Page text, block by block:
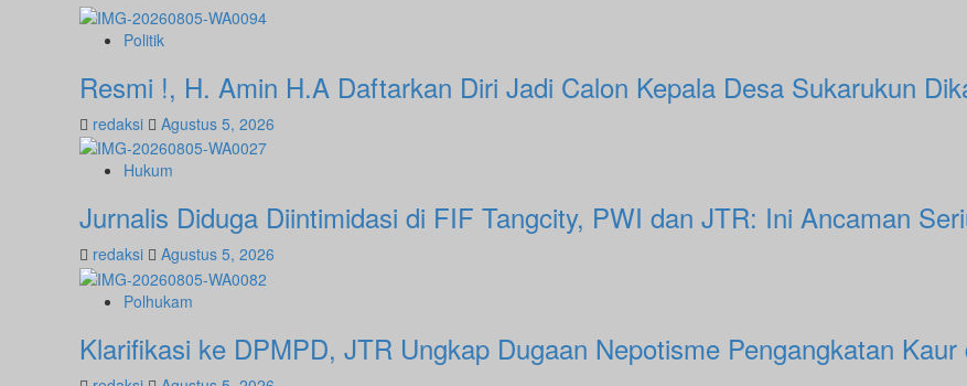
Politik
Resmi !, H. Amin H.A Daftarkan Diri Jadi Calon Kepala Desa Sukarukun
redaksi Agustus 5, 2026
Hukum
Jurnalis Diduga Diintimidasi di FIF Tangcity, PWI dan JTR: Ini Ancaman
redaksi Agustus 5, 2026
Polhukam
Klarifikasi ke DPMPD, JTR Ungkap Dugaan Nepotisme Pengangkatan